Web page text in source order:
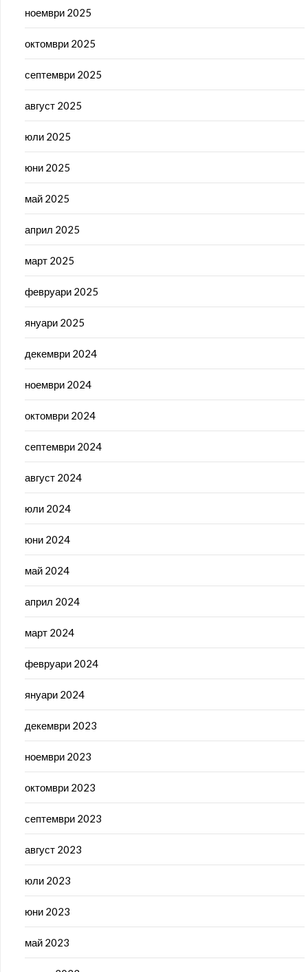
ноември 2025
октомври 2025
септември 2025
август 2025
юли 2025
юни 2025
май 2025
април 2025
март 2025
февруари 2025
януари 2025
декември 2024
ноември 2024
октомври 2024
септември 2024
август 2024
юли 2024
юни 2024
май 2024
април 2024
март 2024
февруари 2024
януари 2024
декември 2023
ноември 2023
октомври 2023
септември 2023
август 2023
юли 2023
юни 2023
май 2023